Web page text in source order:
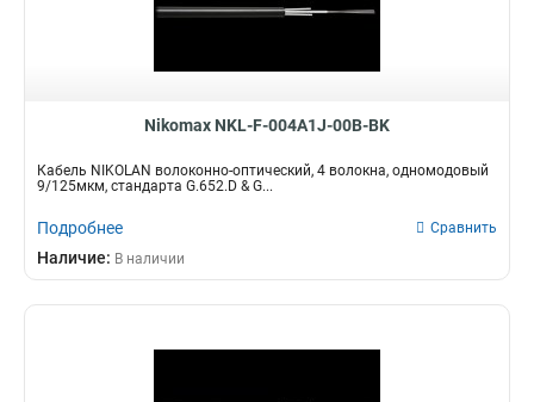
Nikomax NKL-F-004A1J-00B-BK
Кабель NIKOLAN волоконно-оптический, 4 волокна, одномодовый
9/125мкм, стандарта G.652.D & G...
Подробнее Сравнить
Наличие: В наличии